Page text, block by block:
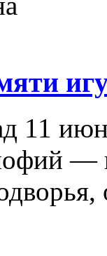
11
—